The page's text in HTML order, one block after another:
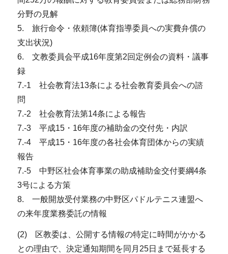
分野の見解
5. 旅行命令・依頼簿(体育指導委員への実費弁償の
支出状況)
6. 文教委員会平成16年度第2回定例会の資料・議事
録
7.-1 社会教育法13条による社会教育委員会への諮
問
7.-2 社会教育法第14条による報告
7.-3 平成15・16年度の補助金の交付先・内訳
7.-4 平成15・16年度の各社会体育団体からの実績
報告
7.-5 中野区社会体育事業の助成補助金交付要綱4条
3号による方策
8. 一般開放受付業務の中野区パドルテニス連盟へ
の来年度業務委託の情報
(2) 区教委は、公開する情報の特定に時間がかかる
との理由で、決定通知期間を同月25日まで延長する